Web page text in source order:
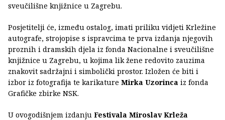
sveučilišne knjižnice u Zagrebu.
Posjetitelji će, između ostalog, imati priliku vidjeti Krležine
autografe, strojopise s ispravcima te prva izdanja njegovih
proznih i dramskih djela iz fonda Nacionalne i sveučilišne
knjižnice u Zagrebu, u kojima lik žene redovito zauzima
znakovit sadržajni i simbolički prostor. Izložen će biti i
izbor iz fotografija te karikature Mirka Uzorinca iz fonda
Grafičke zbirke NSK.
U ovogodišnjem izdanju Festivala Miroslav Krleža